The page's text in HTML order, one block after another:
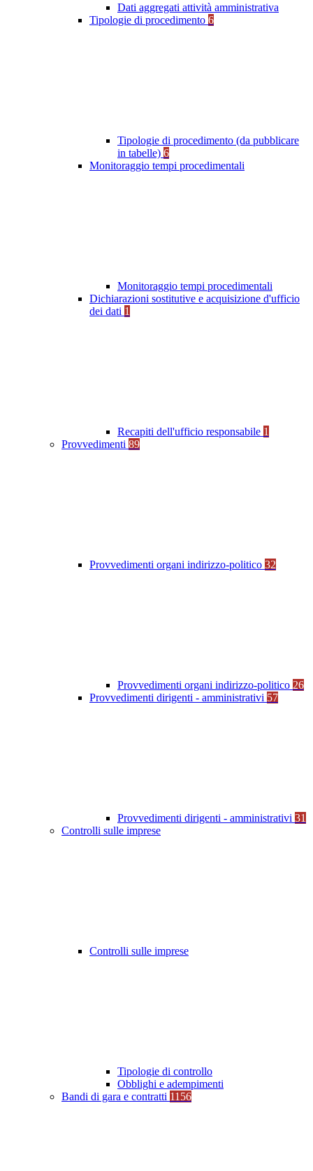
Dati aggregati attività amministrativa
Tipologie di procedimento 6
Tipologie di procedimento (da pubblicare
in tabelle) 6
Monitoraggio tempi procedimentali
Monitoraggio tempi procedimentali
Dichiarazioni sostitutive e acquisizione d'ufficio
dei dati 1
Recapiti dell'ufficio responsabile 1
Provvedimenti 89
Provvedimenti organi indirizzo-politico 32
Provvedimenti organi indirizzo-politico 26
Provvedimenti dirigenti - amministrativi 57
Provvedimenti dirigenti - amministrativi 31
Controlli sulle imprese
Controlli sulle imprese
Tipologie di controllo
Obblighi e adempimenti
Bandi di gara e contratti 1156